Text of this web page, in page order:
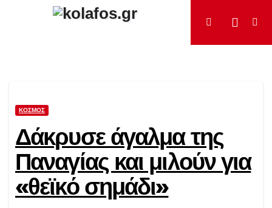
ΚΌΣΜΟΣ
Δάκρυσε άγαλμα της
Παναγίας και μιλούν για
«θεϊκό σημάδι»